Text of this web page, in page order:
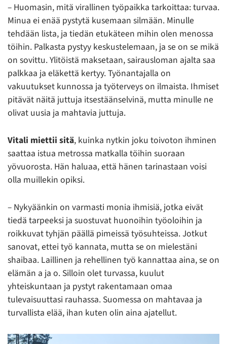
– Huomasin, mitä virallinen työpaikka tarkoittaa: turvaa.
Minua ei enää pystytä kusemaan silmään. Minulle
tehdään lista, ja tiedän etukäteen mihin olen menossa
töihin. Palkasta pystyy keskustelemaan, ja se on se mikä
on sovittu. Ylitöistä maksetaan, sairausloman ajalta saa
palkkaa ja eläkettä kertyy. Työnantajalla on
vakuutukset kunnossa ja työterveys on ilmaista. Ihmiset
pitävät näitä juttuja itsestäänselvinä, mutta minulle ne
olivat uusia ja mahtavia juttuja.
Vitali miettii sitä, kuinka nytkin joku toivoton ihminen
saattaa istua metrossa matkalla töihin suoraan
yövuorosta. Hän haluaa, että hänen tarinastaan voisi
olla muillekin opiksi.
– Nykyäänkin on varmasti monia ihmisiä, jotka eivät
tiedä tarpeeksi ja suostuvat huonoihin työoloihin ja
roikkuvat tyhjän päällä pimeissä työsuhteissa. Jotkut
sanovat, ettei työ kannata, mutta se on mielestäni
shaibaa. Laillinen ja rehellinen työ kannattaa aina, se on
elämän a ja o. Silloin olet turvassa, kuulut
yhteiskuntaan ja pystyt rakentamaan omaa
tulevaisuuttasi rauhassa. Suomessa on mahtavaa ja
turvallista elää, ihan kuten olin aina ajatellut.